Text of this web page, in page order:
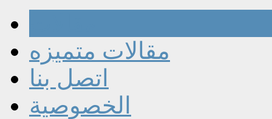
مقالات متميزه
اتصل بنا
الخصوصية